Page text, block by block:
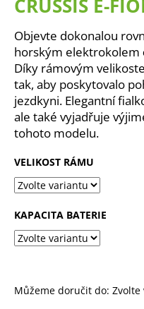
CRUSSIS E-
Objevte dokonalou
horským elektrokolem
Díky rámovým
tak, aby poskytovalo
jezdkyni. Elegantní
ale také vyjadřuje
tohoto modelu.
VELIKOST RÁMU
KAPACITA BATERIE
Můžeme doručit do: Zvolte
a
j
í
t
?
D
o
r